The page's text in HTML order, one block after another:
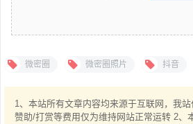
微密圈 微密圈照片 抖音
1、本站所有文章内容均来源于互联网，我
赞助/打赏等费用仅为维持网站正常运转 2、